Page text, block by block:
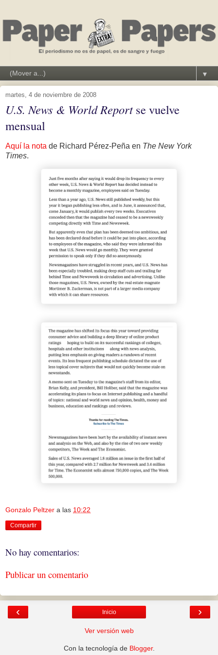
▼
martes, 4 de noviembre de 2008
U.S. News & World Reportse vuelve
mensual
Aquí la nota de Richard Pérez-Peña en The New York
Times.
Gonzalo Peltzer a las 10:22
Compartir
No hay comentarios:
Publicar un comentario
‹ ›
Inicio
Ver versión web
Con la tecnología de Blogger.